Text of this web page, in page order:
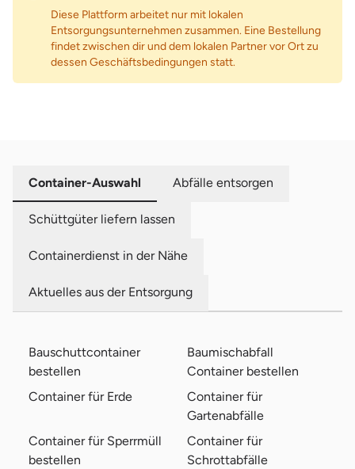
Diese Plattform arbeitet nur mit lokalen
Entsorgungsunternehmen zusammen. Eine Bestellung
findet zwischen dir und dem lokalen Partner vor Ort zu
dessen Geschäftsbedingungen statt.
Container-Auswahl Abfälle entsorgen
Schüttgüter liefern lassen
Containerdienst in der Nähe
Aktuelles aus der Entsorgung
Bauschuttcontainer
bestellen
Baumischabfall
Container bestellen
Container für Erde
Container für
Gartenabfälle
Container für Sperrmüll
bestellen
Container für
Schrottabfälle